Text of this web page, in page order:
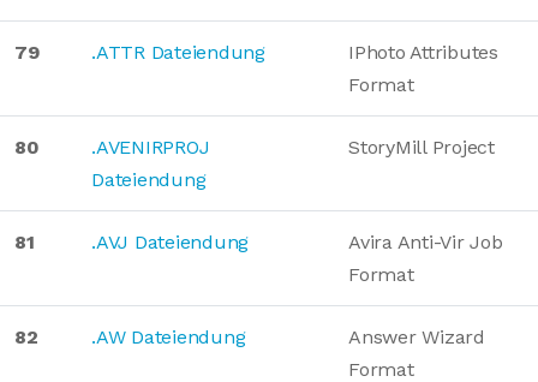
79 .ATTR Dateiendung
IPhoto Attributes
Format
80
.AVENIRPROJ
Dateiendung
StoryMill Project
81 .AVJ Dateiendung
Avira Anti-Vir Job
Format
82 .AW Dateiendung
Answer Wizard
Format